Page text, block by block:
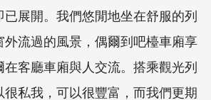
展開。我們悠閒地坐在舒服的列
流過的風景，偶爾到吧檯車廂享
在客廳車廂與人交流。搭乘觀光列
私我，可以很豐富，而我們更期